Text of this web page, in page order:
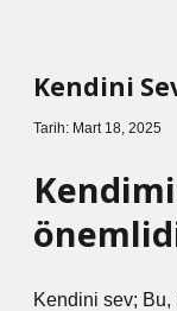
Kendini
Tarih: Mart 18, 2025
Kendini sev; Bu,